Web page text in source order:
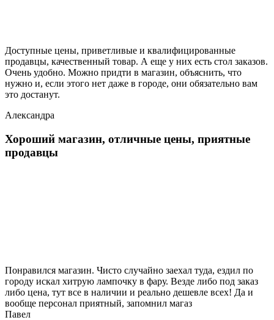
Доступные цены, приветливые и квалифицированные
продавцы, качественный товар. А еще у них есть стол заказов.
Очень удобно. Можно придти в магазин, объяснить, что
нужно и, если этого нет даже в городе, они обязательно вам
это достанут.
Александра
Хороший магазин, отличные цены, приятные
продавцы
Понравился магазин. Чисто случайно заехал туда, ездил по
городу искал хитрую лампочку в фару. Везде либо под заказ
либо цена, тут все в наличии и реально дешевле всех! Да и
вообще персонал приятный, запомнил магаз
Павел